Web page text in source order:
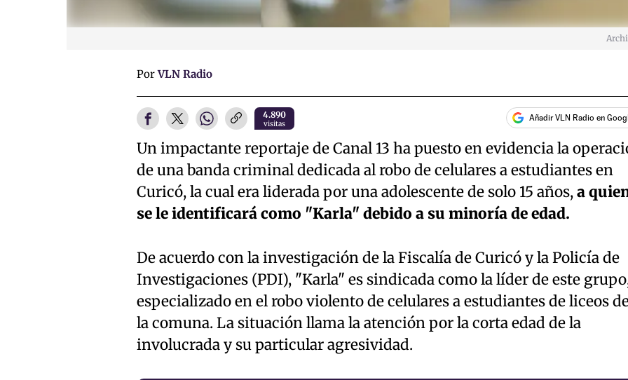
PorVLN Radio
4.890
visitas
Añadir VLN Radio en
Un impactante reportaje de Canal 13 ha puesto en evidencia la
de una banda criminal dedicada al robo de celulares a estudiantes en
Curicó, la cual era liderada por una adolescente de solo 15 años,a
se le identificará como "Karla" debido a su minoría de edad.
De acuerdo con la investigación de la Fiscalía de Curicó y la Policía de
Investigaciones (PDI), "Karla" es sindicada como la líder de este
especializado en el robo violento de celulares a estudiantes de liceos
la comuna. La situación llama la atención por la corta edad de la
involucrada y su particular agresividad.